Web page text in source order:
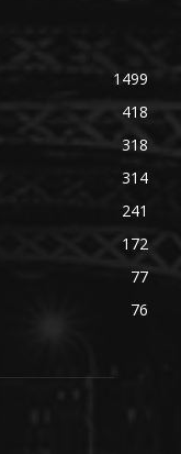
1499
418
318
314
241
172
77
76